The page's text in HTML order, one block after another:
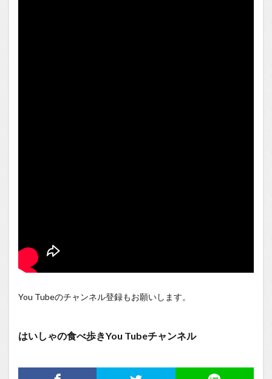
You Tubeのチャンネル登録もお願いします。
はいしゃの食べ歩きYou Tubeチャンネル